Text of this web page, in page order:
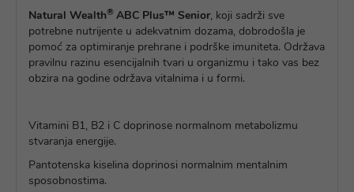
Natural Wealth® ABC Plus™ Senior, koji sadrži sve
potrebne nutrijente u adekvatnim dozama, dobrodošla je
pomoć za optimiranje prehrane i podrške imuniteta. Održava
pravilnu razinu esencijalnih tvari u organizmu i tako vas bez
obzira na godine održava vitalnima i u formi.
Vitamini B1, B2 i C doprinose normalnom metabolizmu
stvaranja energije.
Pantotenska kiselina doprinosi normalnim mentalnim
sposobnostima.